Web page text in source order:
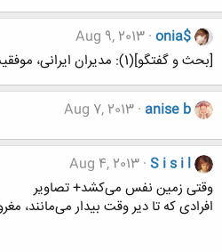
onia$
Aug 9, 2013
[بحث و گفتگو](1): مدیران ایرانی، موفقیت یا عدم موفقیت؟
anise b
Aug 7, 2013
S i s i l
Aug 4, 2013
وقتی زمین نفس می‌کشد‌+ تصاویر
افرادی که تا دیر وقت بیدار می‌مانند،